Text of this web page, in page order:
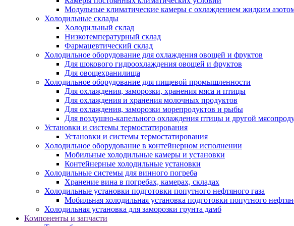
Модульные климатические камеры с охлаждением жидким
Холодильные склады
Холодильный склад
Низкотемпературный склад
Фармацевтический склад
Холодильное оборудование для охлаждения овощей и фруктов
Для шокового гидроохлаждения овощей и фруктов
Для овощехранилища
Холодильное оборудование для пищевой промышленности
Для охлаждения, заморозки, хранения мяса и птицы
Для охлаждения и хранения молочных продуктов
Для охлаждения, заморозки морепродуктов и рыбы
Для воздушно-капельного охлаждения птицы и другой
Установки и системы термостатирования
Установки и системы термостатирования
Холодильное оборудование в контейнерном исполнении
Мобильные холодильные камеры и установки
Контейнерные холодильные установки
Холодильные системы для винного погреба
Хранение вина в погребах, камерах, складах
Холодильные установки подготовки попутного нефтяного газа
Мобильная холодильная установка подготовки попутного
Холодильная установка для заморозки грунта дамб
Компоненты и запчасти